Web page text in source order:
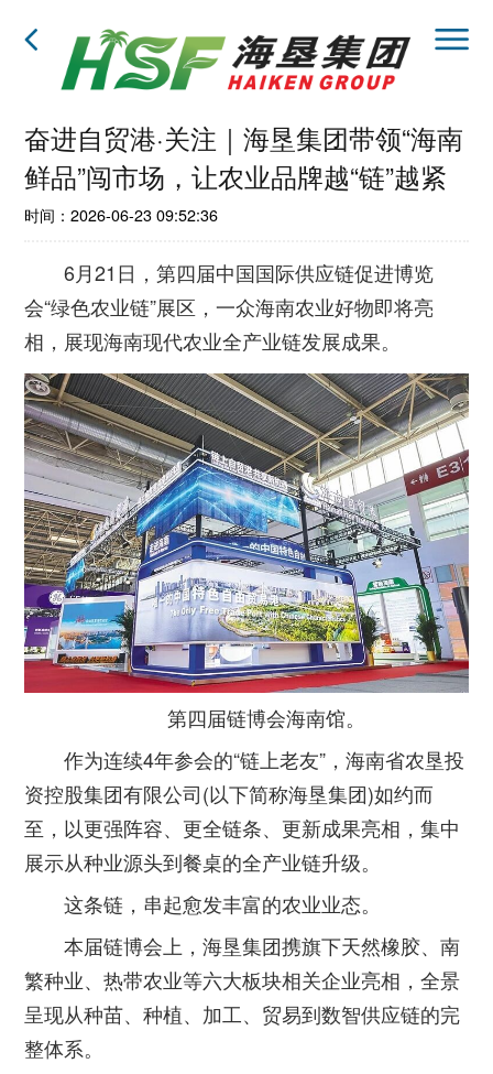
奋进自贸港·关注｜海垦集团带领“海南
鲜品”闯市场，让农业品牌越“链”越紧
时间：2026-06-23 09:52:36
6月21日，第四届中国国际供应链促进博览
会“绿色农业链”展区，一众海南农业好物即将亮
相，展现海南现代农业全产业链发展成果。
第四届链博会海南馆。
作为连续4年参会的“链上老友”，海南省农垦投
资控股集团有限公司(以下简称海垦集团)如约而
至，以更强阵容、更全链条、更新成果亮相，集中
展示从种业源头到餐桌的全产业链升级。
这条链，串起愈发丰富的农业业态。
本届链博会上，海垦集团携旗下天然橡胶、南
繁种业、热带农业等六大板块相关企业亮相，全景
呈现从种苗、种植、加工、贸易到数智供应链的完
整体系。